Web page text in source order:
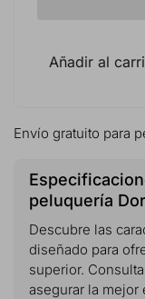
Añadir al
Envío gratuito para
peluquería
Descubre las
diseñado para
superior.
asegurar la